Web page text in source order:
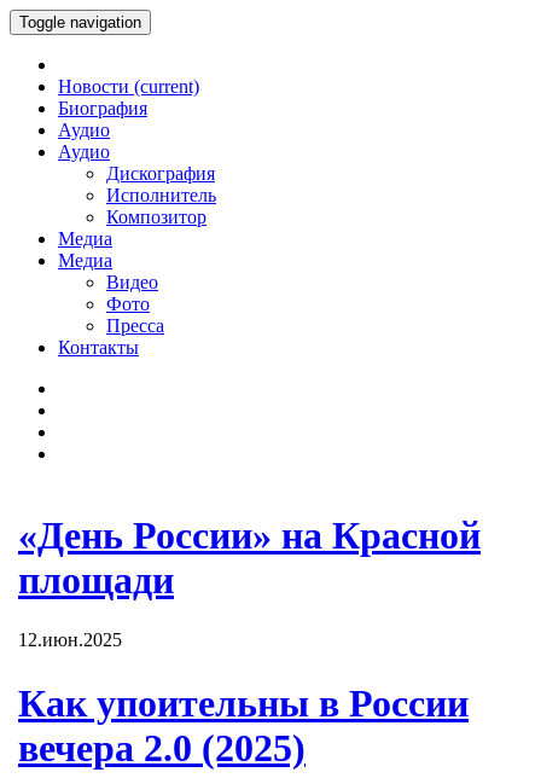
Toggle navigation
Новости (current)
Биография
Аудио
Аудио
Дискография
Исполнитель
Композитор
Медиа
Медиа
Видео
Фото
Пресса
Контакты
«День России» на Красной
площади
12.июн.2025
Как упоительны в России
вечера 2.0 (2025)